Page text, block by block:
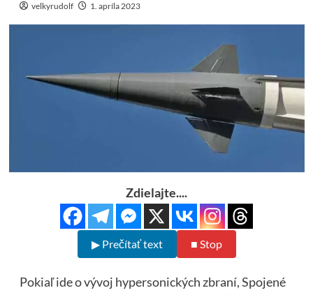
velkyrudolf 1. apríla 2023
Zdielajte....
▶ Prečítať text ■ Stop
Pokiaľ ide o vývoj hypersonických zbraní, Spojené